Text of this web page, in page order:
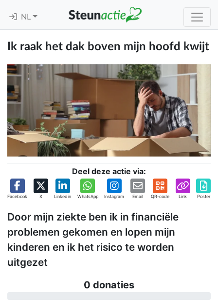
NL
Ik raak het dak boven mijn hoofd kwijt
Deel deze actie via:
Facebook X Linkedin WhatsApp Instagram Email QR-code Link Poster
Door mijn ziekte ben ik in financiële
problemen gekomen en lopen mijn
kinderen en ik het risico te worden
uitgezet
0 donaties